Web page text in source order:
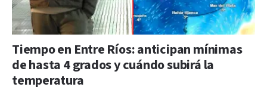
Tiempo en Entre Ríos: anticipan mínimas
de hasta 4 grados y cuándo subirá la
temperatura